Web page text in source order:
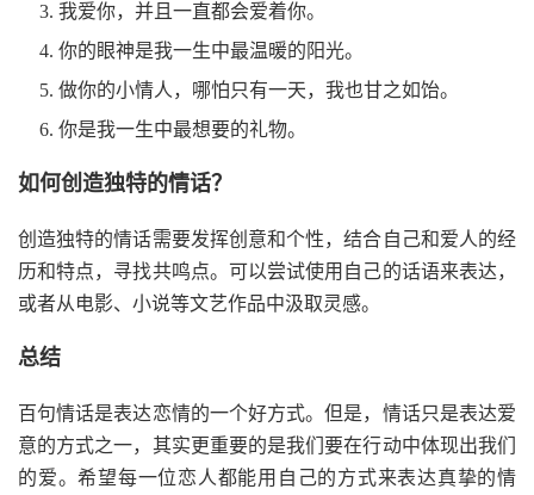
我爱你，并且一直都会爱着你。
你的眼神是我一生中最温暖的阳光。
做你的小情人，哪怕只有一天，我也甘之如饴。
你是我一生中最想要的礼物。
如何创造独特的情话？
创造独特的情话需要发挥创意和个性，结合自己和爱人的经
历和特点，寻找共鸣点。可以尝试使用自己的话语来表达，
或者从电影、小说等文艺作品中汲取灵感。
总结
百句情话是表达恋情的一个好方式。但是，情话只是表达爱
意的方式之一，其实更重要的是我们要在行动中体现出我们
的爱。希望每一位恋人都能用自己的方式来表达真挚的情